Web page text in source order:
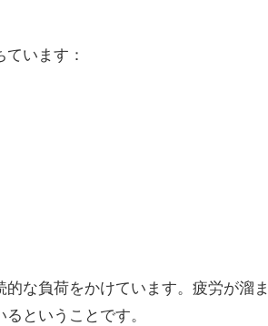
います：
な負荷をかけています。疲労が溜
ということです。